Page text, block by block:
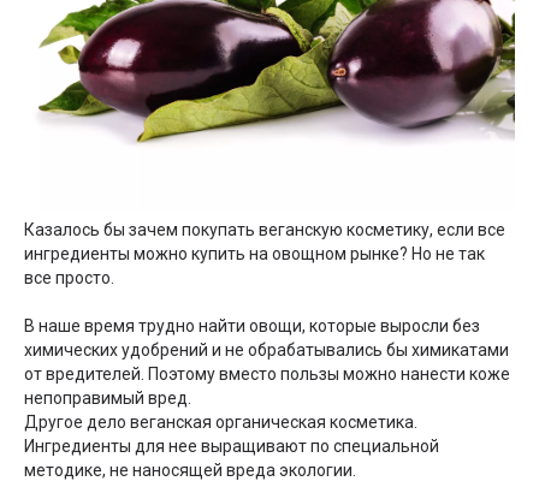
Казалось бы зачем покупать веганскую косметику, если все
ингредиенты можно купить на овощном рынке? Но не так
все просто.
В наше время трудно найти овощи, которые выросли без
химических удобрений и не обрабатывались бы химикатами
от вредителей. Поэтому вместо пользы можно нанести коже
непоправимый вред.
Другое дело веганская органическая косметика.
Ингредиенты для нее выращивают по специальной
методике, не наносящей вреда экологии.